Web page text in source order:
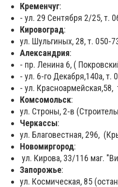
Кременчуг:
- ул. 29 Сентября 2/25, т.
Кировоград:
ул. Шульгиных, 28, т. 050-
Александрия:
- пр. Ленина 6, (
- ул. 6-го Декабря,140а, т.
- ул.
Комсомольск:
ул. Строны, 2-в
Черкассы:
ул. Благовестная, 296,
Новомиргород:
ул. Кирова, 33/116 маг.
Запорожье:
ул. Космическая, 85